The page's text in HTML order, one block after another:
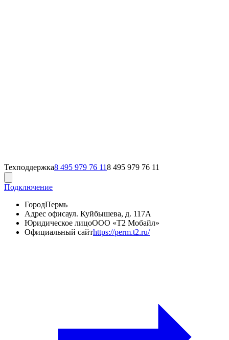
Техподдержка8 495 979 76 118 495 979 76 11
Подключение
ГородПермь
Адрес офисаул. Куйбышева, д. 117А
Юридическое лицоООО «Т2 Мобайл»
Официальный сайтhttps://perm.t2.ru/